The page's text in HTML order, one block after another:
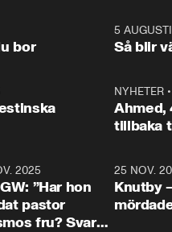
upp i val. Ska vi
så sitter vi förstås
bor
5 AUGUSTI
Så blir
NYHETER•
Ahmed,
tillbaka
2025
”Har hon
pastor
fru? Svar
25 NOV.
Knutby